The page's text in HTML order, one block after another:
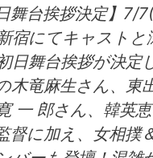
舞台挨拶決定】7/
宿にてキャストと
日舞台挨拶が決定
木竜麻生さん、東
一 郎さん、韓英
督に加え、女相撲